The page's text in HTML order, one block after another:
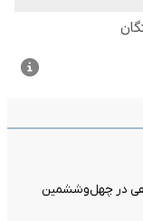
در چهل‌وششمین